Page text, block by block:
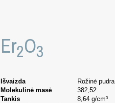
Er2O3
Išvaizda
Rožinė pudra
Molekulinė masė
382,52
Tankis
8,64 g/cm3